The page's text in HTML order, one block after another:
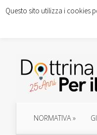
NORMATIVA»
Questo sito utilizza i cookies